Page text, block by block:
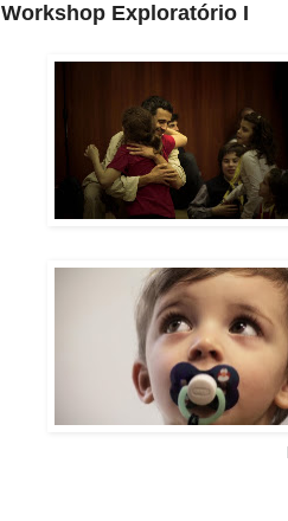
Workshop Exploratório I